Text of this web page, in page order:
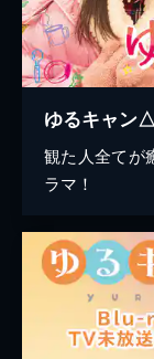
ゆるキャン△
観た人全てが
ラマ！